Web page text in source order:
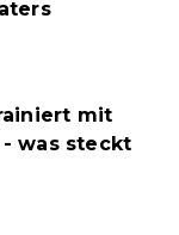
mit
was steckt